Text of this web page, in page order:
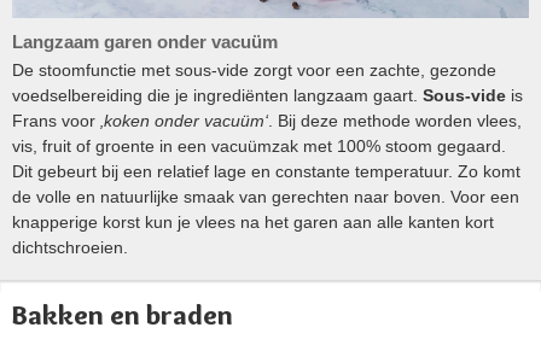
Langzaam garen onder vacuüm
De stoomfunctie met sous-vide zorgt voor een zachte, gezonde
voedselbereiding die je ingrediënten langzaam gaart. Sous-vide is
Frans voor ‚koken onder vacuüm‘ . Bij deze methode worden vlees,
vis, fruit of groente in een vacuümzak met 100% stoom gegaard.
Dit gebeurt bij een relatief lage en constante temperatuur. Zo komt
de volle en natuurlijke smaak van gerechten naar boven. Voor een
knapperige korst kun je vlees na het garen aan alle kanten kort
dichtschroeien.
Bakken en braden